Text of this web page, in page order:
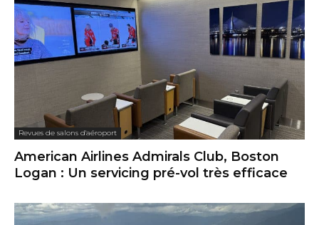
Revues de salons d'aéroport
American Airlines Admirals Club, Boston
Logan : Un servicing pré-vol très efficace